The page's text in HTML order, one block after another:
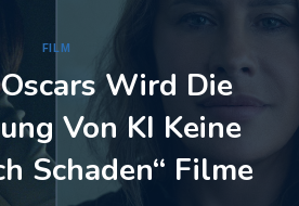
FILM
Wird Die
Von KI Keine
Schaden“ Filme